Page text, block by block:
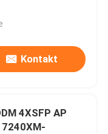
Kontakt
4XSFP AP